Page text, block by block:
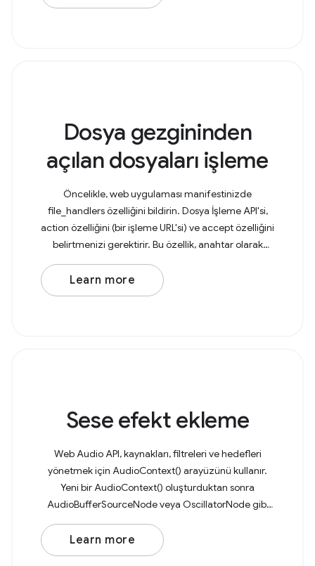
Dosya gezgininden
açılan dosyaları işleme
Öncelikle, web uygulaması manifestinizde
file_handlers özelliğini bildirin. Dosya İşleme API'si,
action özelliğini (bir işleme URL'si) ve accept özelliğini
belirtmenizi gerektirir. Bu özellik, anahtar olarak
MIME türlerini ve özellikle karşılık gelen
Learn more
Sese efekt ekleme
Web Audio API, kaynakları, filtreleri ve hedefleri
yönetmek için AudioContext() arayüzünü kullanır.
Yeni bir AudioContext() oluşturduktan sonra
AudioBufferSourceNode veya OscillatorNode gibi
bir ses kaynağı düğümü oluşturun. Örneğin, alçak
geçiren
Learn more